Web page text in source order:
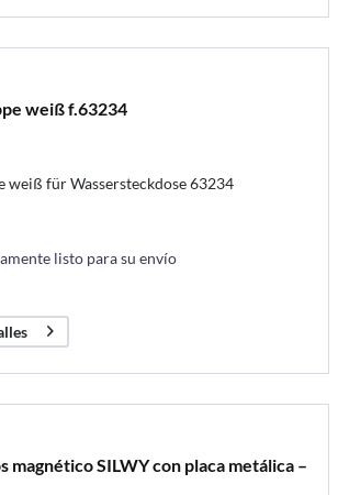
weiß f.63234
weiß für Wassersteckdose 63234
listo para su envío
magnético SILWY con placa metálica –